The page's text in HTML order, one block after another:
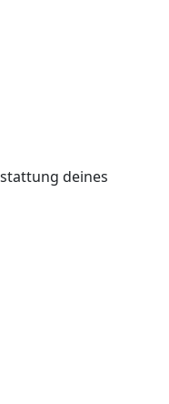
deines